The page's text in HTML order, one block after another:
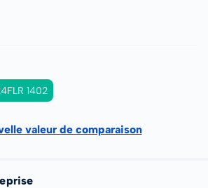
1402
valeur de comparaison